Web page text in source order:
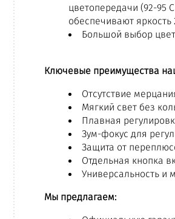
цветопередачи (92-95
обеспечивают яркость
Большой выбор
Ключевые преимущества
Отсутствие
Мягкий свет без
Плавная
Зум-фокус для
Защита от
Отдельная кнопка
Универсальность и
Мы предлагаем: